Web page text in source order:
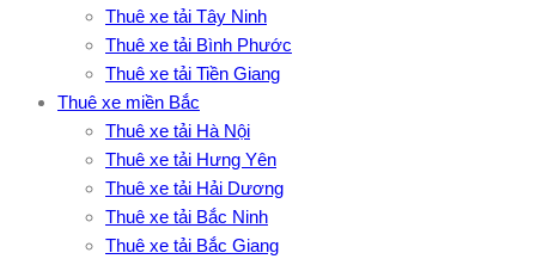
Thuê xe tải Tây Ninh
Thuê xe tải Bình Phước
Thuê xe tải Tiền Giang
Thuê xe miền Bắc
Thuê xe tải Hà Nội
Thuê xe tải Hưng Yên
Thuê xe tải Hải Dương
Thuê xe tải Bắc Ninh
Thuê xe tải Bắc Giang